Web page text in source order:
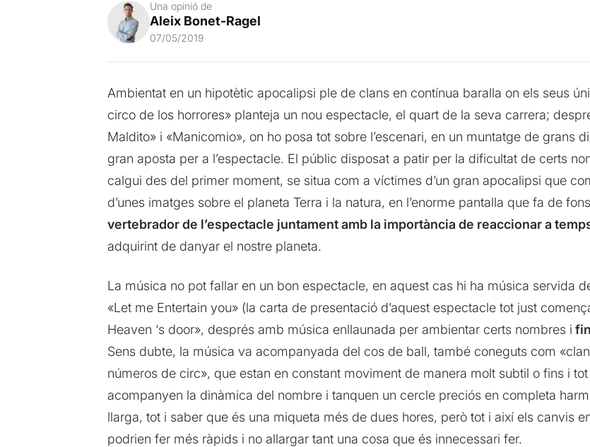
Una opinió de
Aleix Bonet-Ragel
07/05/2019
Ambientat en un hipotètic apocalipsi ple de clans en contínua baralla on els seus
circo de los horrores» planteja un nou espectacle, el quart de la seva carrera;
Maldito» i «Manicomio», on ho posa tot sobre l’escenari, en un muntatge de grans
gran aposta per a l’espectacle. El públic disposat a patir per la dificultat de certs
calgui des del primer moment, se situa com a víctimes d’un gran apocalipsi que
d’unes imatges sobre el planeta Terra i la natura, en l’enorme pantalla que fa de
vertebrador de l’espectacle juntament amb la importància de reaccionar a
adquirint de danyar el nostre planeta.
La música no pot fallar en un bon espectacle, en aquest cas hi ha música servida
«Let me Entertain you» (la carta de presentació d’aquest espectacle tot just
Heaven ‘s door», després amb música enllaunada per ambientar certs nombres i
Sens dubte, la música va acompanyada del cos de ball, també coneguts com
números de circ», que estan en constant moviment de manera molt subtil o fins i
acompanyen la dinàmica del nombre i tanquen un cercle preciós en completa
llarga, tot i saber que és una miqueta més de dues hores, però tot i així els canvis
podrien fer més ràpids i no allargar tant una cosa que és innecessari fer.